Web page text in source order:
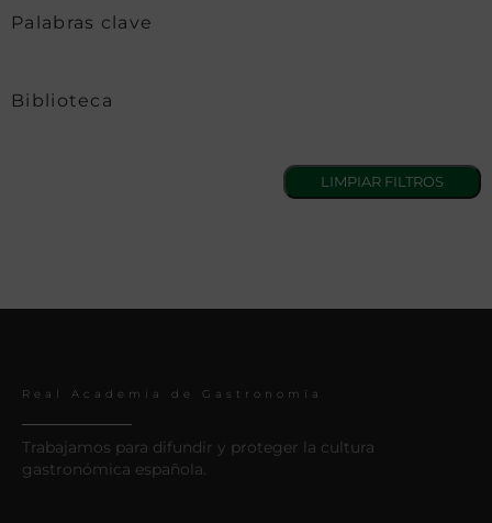
Palabras clave
Biblioteca
Real Academia de Gastronomía
Trabajamos para difundir y proteger la cultura
gastronómica española.